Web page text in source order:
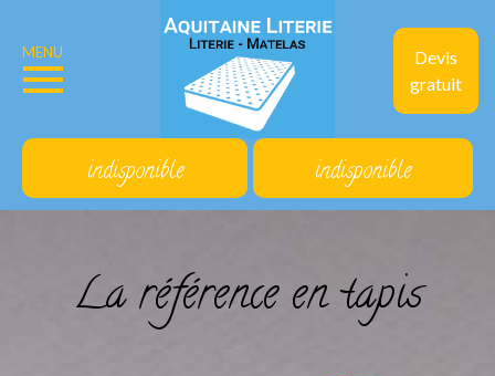
Devis
gratuit
MENU
indisponible indisponible
La référence en tapis